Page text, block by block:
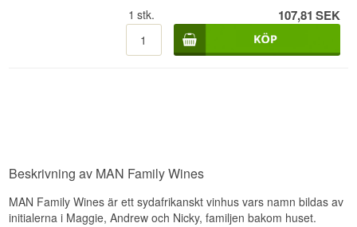
1 stk. 107,81 SEK
Beskrivning av MAN Family Wines
MAN Family Wines är ett sydafrikanskt vinhus vars namn bildas av
initialerna i Maggie, Andrew och Nicky, familjen bakom huset.